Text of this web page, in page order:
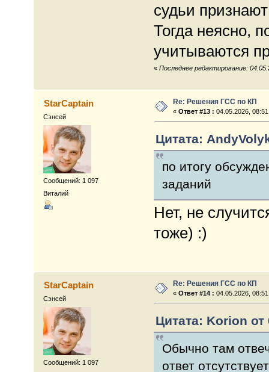
судьи
Тогда неясно,
учитываются
« Последнее редактирование:
StarCaptain
Сэнсей
Сообщений: 1 097
Виталий
Re: Решения ГСС по КП
«Ответ #13 : 04.05.2026,
Цитата:
по итогу
заданий
Нет, не
тоже) :)
StarCaptain
Сэнсей
Сообщений: 1 097
Re: Решения ГСС по КП
«Ответ #14 : 04.05.2026,
Цитата: Korion от
Обычно там
ответ